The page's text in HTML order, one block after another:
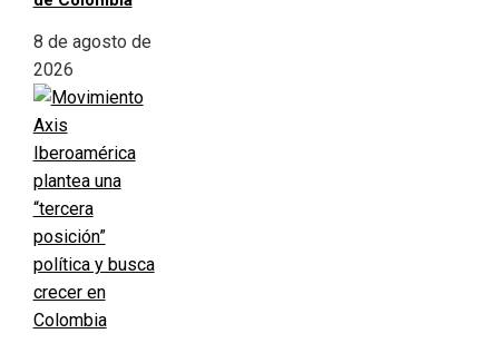
8 de agosto de
2026